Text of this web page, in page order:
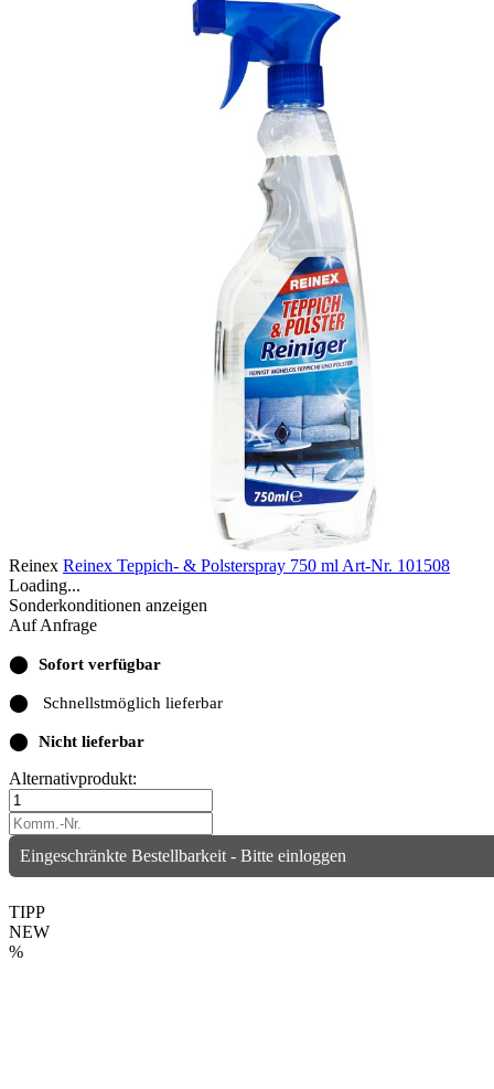
Reinex Reinex Teppich- & Polsterspray 750 ml Art-Nr. 101508
Loading...
Sonderkonditionen anzeigen
Auf Anfrage
⬤ Sofort verfügbar
⬤ Schnellstmöglich lieferbar
⬤ Nicht lieferbar
Alternativprodukt:
Eingeschränkte Bestellbarkeit - Bitte einloggen
TIPP
NEW
%